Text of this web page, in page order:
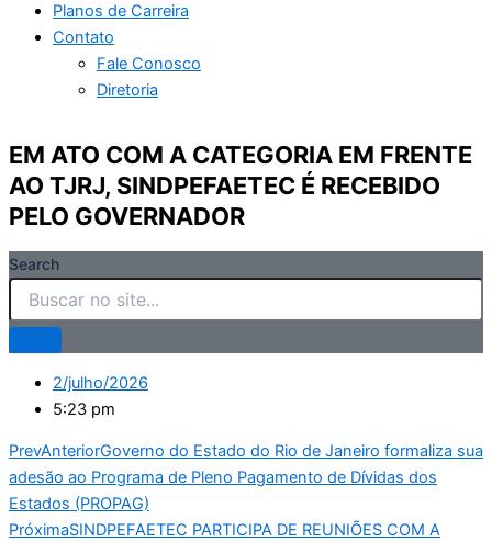
Planos de Carreira
Contato
Fale Conosco
Diretoria
EM ATO COM A CATEGORIA EM FRENTE
AO TJRJ, SINDPEFAETEC É RECEBIDO
PELO GOVERNADOR
Search
2/julho/2026
5:23 pm
PrevAnteriorGoverno do Estado do Rio de Janeiro formaliza sua
adesão ao Programa de Pleno Pagamento de Dívidas dos
Estados (PROPAG)
PróximaSINDPEFAETEC PARTICIPA DE REUNIÕES COM A